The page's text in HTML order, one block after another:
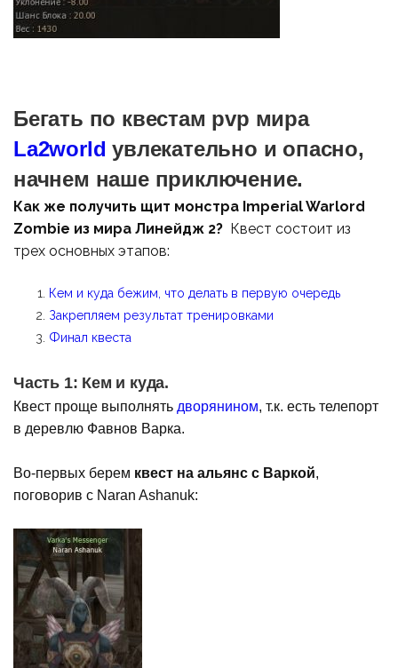
Бегать по квестам pvp мира
La2world увлекательно и опасно,
начнем наше приключение.
Как же получить щит монстра Imperial Warlord
Zombie из мира Линейдж 2? Квест состоит из
трех основных этапов:
Кем и куда бежим, что делать в первую очередь
Закрепляем результат тренировками
Финал квеста
Часть 1: Кем и куда.
Квест проще выполнять дворянином, т.к. есть телепорт
в деревлю Фавнов Варка.
Во-первых берем квест на альянс с Варкой,
поговорив с Naran Ashanuk: